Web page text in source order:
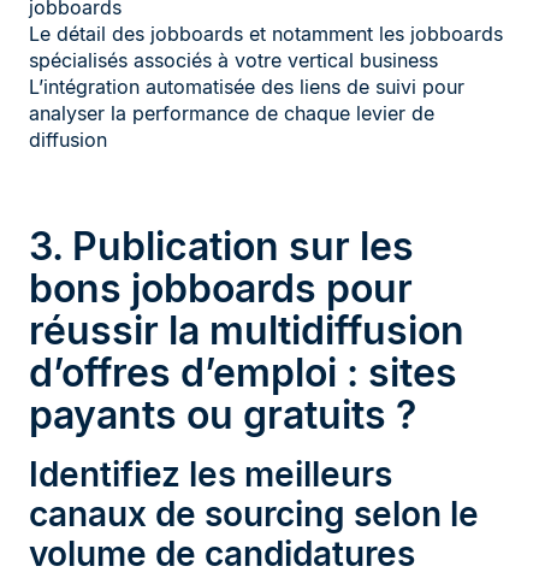
jobboards
Le détail des jobboards et notamment les jobboards
spécialisés associés à votre vertical business
L’intégration automatisée des liens de suivi pour
analyser la performance de chaque levier de
diffusion
3. Publication sur les
bons jobboards pour
réussir la multidiffusion
d’offres d’emploi : sites
payants ou gratuits ?
Identifiez les meilleurs
canaux de sourcing selon le
volume de candidatures